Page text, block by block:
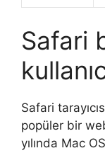
Safari
Safari
popüler bir
yılında Mac